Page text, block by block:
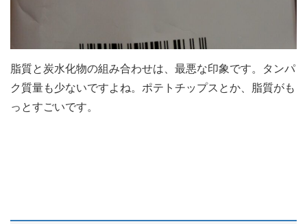
脂質と炭水化物の組み合わせは、最悪な印象です。タンパ
ク質量も少ないですよね。ポテトチップスとか、脂質がも
っとすごいです。